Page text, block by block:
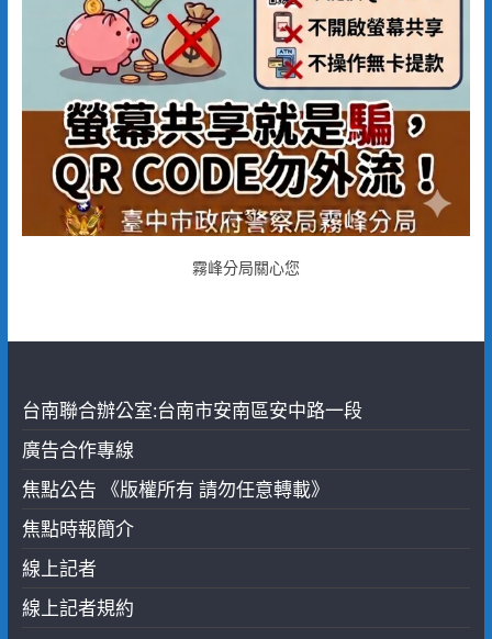
霧峰分局關心您
台南聯合辦公室:台南市安南區安中路一段
廣告合作專線
焦點公告 《版權所有 請勿任意轉載》
焦點時報簡介
線上記者
線上記者規約